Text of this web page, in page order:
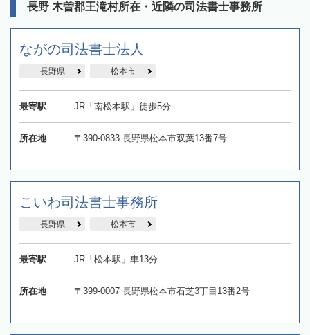
長野 木曽郡王滝村所在・近隣の司法書士事務所
ながの司法書士法人
長野県 松本市
最寄駅 JR「南松本駅」徒歩5分
所在地 〒390-0833 長野県松本市双葉13番7号
こいわ司法書士事務所
長野県 松本市
最寄駅 JR「松本駅」車13分
所在地 〒399-0007 長野県松本市石芝3丁目13番2号